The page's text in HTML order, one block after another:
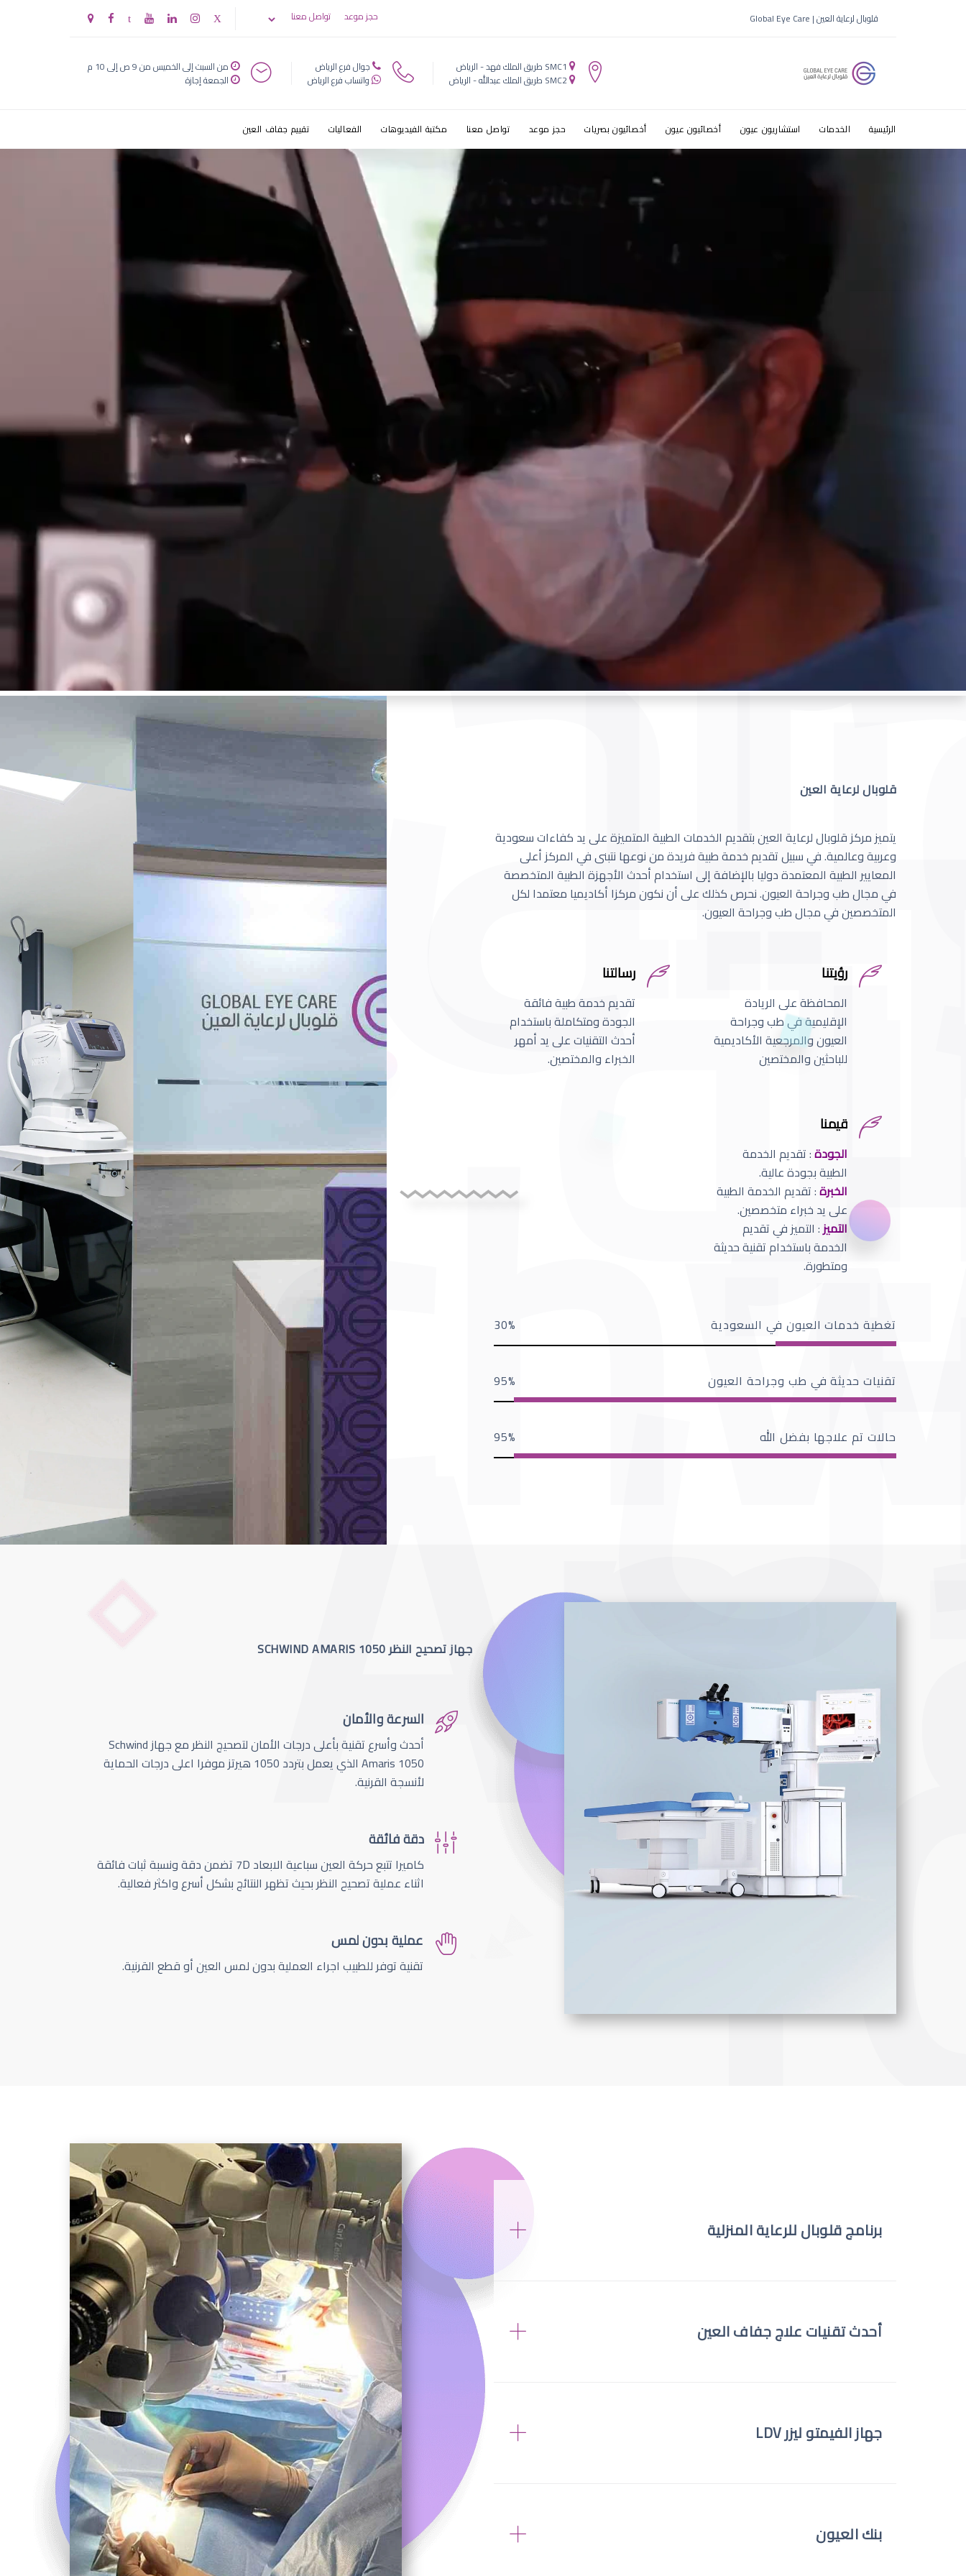
كيف اعرف اذا كان عندي ضعف نظر
قلوبال لرعاية العين | Global Eye Care حجز موعد تواصل معنا
SMC1 طريق الملك فهد - الرياض
SMC2 طريق الملك عبدالله - الرياض
جوال فرع الرياض
واتساب فرع الرياض
من السبت إلى الخميس من 9 ص إلى 10 م
الجمعة إجازة
الرئيسية الخدمات استشاريون عيون أخصائيون عيون أخصائيون بصريات حجز موعد تواصل معنا مكتبة الفيديوهات الفعاليات تقييم جفاف العين
قلوبال لرعاية العين
يتميز مركز قلوبال لرعاية العين بتقديم الخدمات الطبية المتميزة على يد كفاءات سعودية
وعربية وعالمية. في سبيل تقديم خدمة طبية فريدة من نوعها نتبنى في المركز أعلى
المعايير الطبية المعتمدة دوليا بالإضافة إلى استخدام أحدث الأجهزة الطبية المتخصصة
في مجال طب وجراحة العيون. نحرص كذلك على أن نكون مركزا أكاديميا معتمدا لكل
المتخصصين في مجال طب وجراحة العيون.
رؤيتنا
المحافظة على الريادة
الإقليمية في طب وجراحة
العيون والمرجعية الأكاديمية
للباحثين والمختصين
رسالتنا
تقديم خدمة طبية فائقة
الجودة ومتكاملة باستخدام
أحدث التقنيات على يد أمهر
الخبراء والمختصين.
قيمنا
الجودة: تقديم الخدمة
الطبية بجودة عالية.
الخبرة: تقديم الخدمة الطبية
على يد خبراء متخصصين.
التميز: التميز في تقديم
الخدمة باستخدام تقنية حديثة
ومتطورة.
تغطية خدمات العيون في السعودية 30
تقنيات حديثة في طب وجراحة العيون 95
حالات تم علاجها بفضل الله 95
جهاز تصحيح النظر SCHWIND AMARIS 1050
السرعة والأمان
أحدث وأسرع تقنية بأعلى درجات الأمان لتصحيج النظر مع جهاز Schwind
Amaris 1050 الذي يعمل بتردد 1050 هيرتز موفرا اعلى درجات الحماية
لأنسجة القرنية.
دقة فائقة
كاميرا تتبع حركة العين سباعية الابعاد 7D تضمن دقة ونسبة ثبات فائقة
اثناء عملية تصحيح النظر بحيث تظهر النتائج بشكل أسرع واكثر فعالية.
عملية بدون لمس
تقنية توفر للطبيب اجراء العملية بدون لمس العين أو قطع القرنية.
برنامج قلوبال للرعاية المنزلية
أحدث تقنيات علاج جفاف العين
جهاز الفيمتو ليزر LDV
بنك العيون